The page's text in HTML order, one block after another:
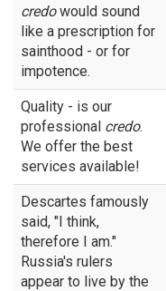
credowould sound
like a prescription for
sainthood - or for
impotence.
Quality - is our
professional credo.
We offer the best
services available!
Descartes famously
said, "I think,
therefore I am."
Russia's rulers
appear to live by the